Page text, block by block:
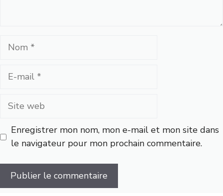
Nom
Site
Enregistrer mon nom, mon e-mail et mon site dans
le navigateur pour mon prochain commentaire.